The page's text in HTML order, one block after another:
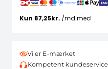
Vi er E-mærket
Kompetent kundeservice